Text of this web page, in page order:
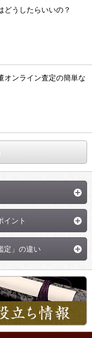
どうしたらいいの？
オンライン査定の簡単な
イント
定」の違い